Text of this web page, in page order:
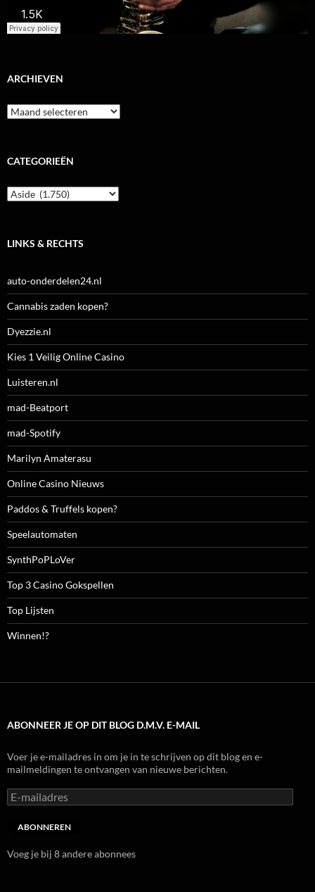
ARCHIEVEN
Archieven
CATEGORIEËN
Categorieën
LINKS & RECHTS
auto-onderdelen24.nl
Cannabis zaden kopen?
Dyezzie.nl
Kies 1 Veilig Online Casino
Luisteren.nl
mad-Beatport
mad-Spotify
Marilyn Amaterasu
Online Casino Nieuws
Paddos & Truffels kopen?
Speelautomaten
SynthPoPLoVer
Top 3 Casino Gokspellen
Top Lijsten
Winnen!?
ABONNEER JE OP DIT BLOG D.M.V. E-MAIL
Voer je e-mailadres in om je in te schrijven op dit blog en e-
mailmeldingen te ontvangen van nieuwe berichten.
E-
mailadres
ABONNEREN
Voeg je bij 8 andere abonnees